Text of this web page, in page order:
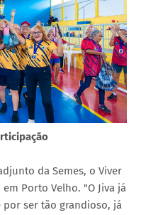
da Semes, o Viver
Porto Velho. "O Jiva já
ser tão grandioso, já